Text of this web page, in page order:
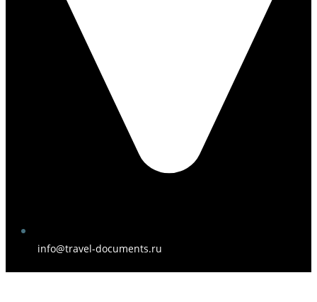
info@travel-documents.ru